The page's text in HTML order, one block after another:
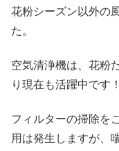
花粉シーズン以外の
た。
空気清浄機は、花粉
り現在も活躍中です！
フィルターの掃除を
用は発生しますが、